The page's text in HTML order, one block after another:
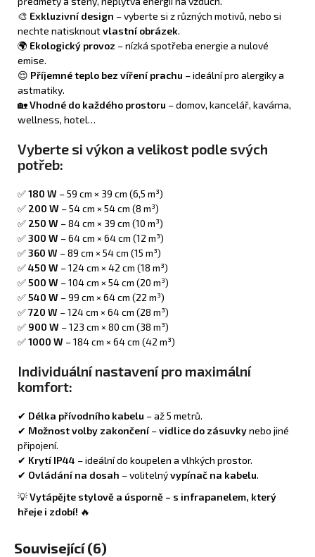
🎨 Exkluzivní design – vyberte si z různých motivů, nebo si
nechte natisknoutvlastní obrázek.
🌍 Ekologický provoz – nízká spotřeba energie a nulové
emise.
😌 Příjemné teplo bez víření prachu – ideální pro alergiky a
astmatiky.
🏡Vhodné do každého prostoru – domov, kancelář, kavárna,
wellness, hotel…
Vyberte si výkon a velikost podle svých
potřeb:
✅180 W – 59 cm × 39 cm (6,5 m³)
✅ 200 W – 54 cm × 54 cm (8 m³)
✅ 250 W – 84 cm × 39 cm (10 m³)
✅300 W – 64 cm × 64 cm (12 m³)
✅360 W – 89 cm × 54 cm (15 m³)
✅450 W – 124 cm × 42 cm (18 m³)
✅500 W – 104 cm × 54 cm (20 m³)
✅540 W – 99 cm × 64 cm (22 m³)
✅720 W – 124 cm × 64 cm (28 m³)
✅ 900 W – 123 cm × 80 cm (38 m³)
✅1000 W – 184 cm × 64 cm (42 m³)
Individuální nastavení pro maximální
komfort:
✔ Délka přívodního kabelu – až 5 metrů.
✔ Možnost volby zakončení –vidlice do zásuvkynebo jiné
připojení.
✔ Krytí IP44 – ideální do koupelen a vlhkých prostor.
✔ Ovládání na dosah – volitelnývypínač na kabelu.
💡Vytápějte stylově a úsporně – s infrapanelem, který
hřeje i zdobí! 🔥
Související (6)